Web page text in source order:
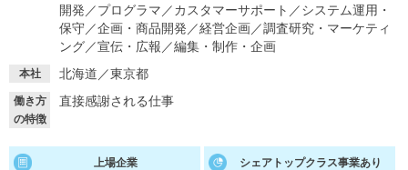
就活ノウハウが満載！ お役立ち記事・相談室など
適職診断
あなたに合う仕事を診断！
就活チャンネル
開発 ／プログラマ ／カスタマーサポート ／システム運用・
保守／企画・商品開発 ／経営企画／調査研究・マーケティ
ング／宣伝・広報 ／編集・制作・企画
本社 北海道／東京都
働き方
の特徴
直接感謝される仕事
上場企業 シェアトップクラス事業あり